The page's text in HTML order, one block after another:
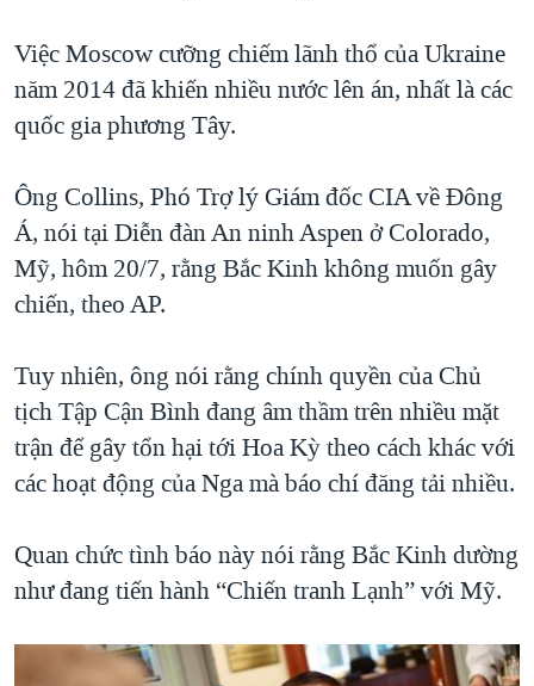
Việc Moscow cưỡng chiếm lãnh thổ của Ukraine
năm 2014 đã khiến nhiều nước lên án, nhất là các
quốc gia phương Tây.
Ông Collins, Phó Trợ lý Giám đốc CIA về Đông
Á, nói tại Diễn đàn An ninh Aspen ở Colorado,
Mỹ, hôm 20/7, rằng Bắc Kinh không muốn gây
chiến, theo AP.
Tuy nhiên, ông nói rằng chính quyền của Chủ
tịch Tập Cận Bình đang âm thầm trên nhiều mặt
trận để gây tổn hại tới Hoa Kỳ theo cách khác với
các hoạt động của Nga mà báo chí đăng tải nhiều.
Quan chức tình báo này nói rằng Bắc Kinh dường
như đang tiến hành “Chiến tranh Lạnh” với Mỹ.